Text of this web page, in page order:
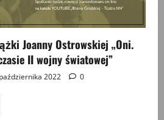
Joanny Ostrowskiej „Oni.
II wojny światowej”
2022 0